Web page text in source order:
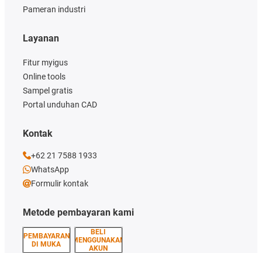
Pameran industri
Metode pembayaran kami
PEMBAYARAN
DI MUKA
BELI
MENGGUNAKAN
AKUN
Layanan
Fitur myigus
Online tools
Sampel gratis
Portal unduhan CAD
Kontak
+62 21 7588 1933
WhatsApp
Formulir kontak